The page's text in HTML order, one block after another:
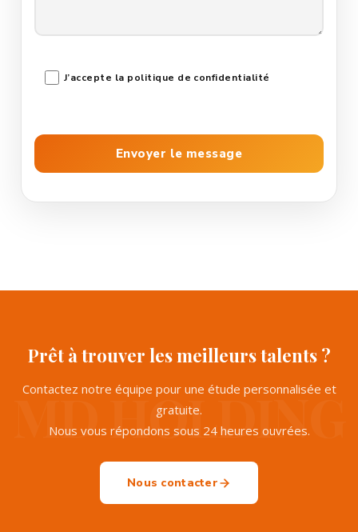
J’accepte la politique de confidentialité
Prêt à trouver les meilleurs talents ?
Contactez notre équipe pour une étude personnalisée et
gratuite.
Nous vous répondons sous 24 heures ouvrées.
Nous contacter